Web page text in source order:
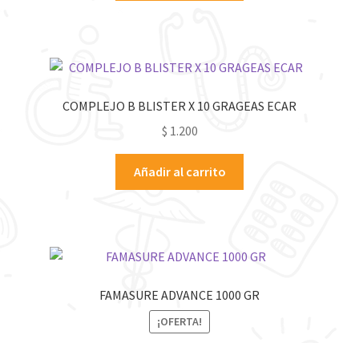
COMPLEJO B BLISTER X 10 GRAGEAS ECAR
$ 1.200
Añadir al carrito
FAMASURE ADVANCE 1000 GR
¡OFERTA!